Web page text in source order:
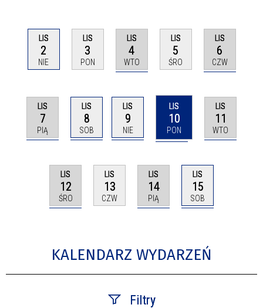
LIS
2
NIE
LIS
3
PON
LIS
4
WTO
LIS
5
ŚRO
LIS
6
CZW
LIS
7
PIĄ
LIS
8
SOB
LIS
9
NIE
LIS
10
PON
LIS
11
WTO
LIS
12
ŚRO
LIS
13
CZW
LIS
14
PIĄ
LIS
15
SOB
KALENDARZ WYDARZEŃ
Filtry